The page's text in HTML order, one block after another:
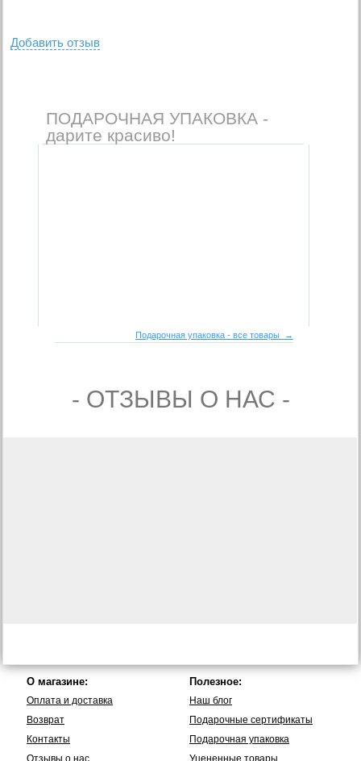
Добавить отзыв
ПОДАРОЧНАЯ УПАКОВКА -
дарите красиво!
Подарочная упаковка - все товары →
- ОТЗЫВЫ О НАС -
О магазине:
Оплата и доставка
Возврат
Контакты
Отзывы о нас
Полезное:
Наш блог
Подарочные сертификаты
Подарочная упаковка
Уцененные товары